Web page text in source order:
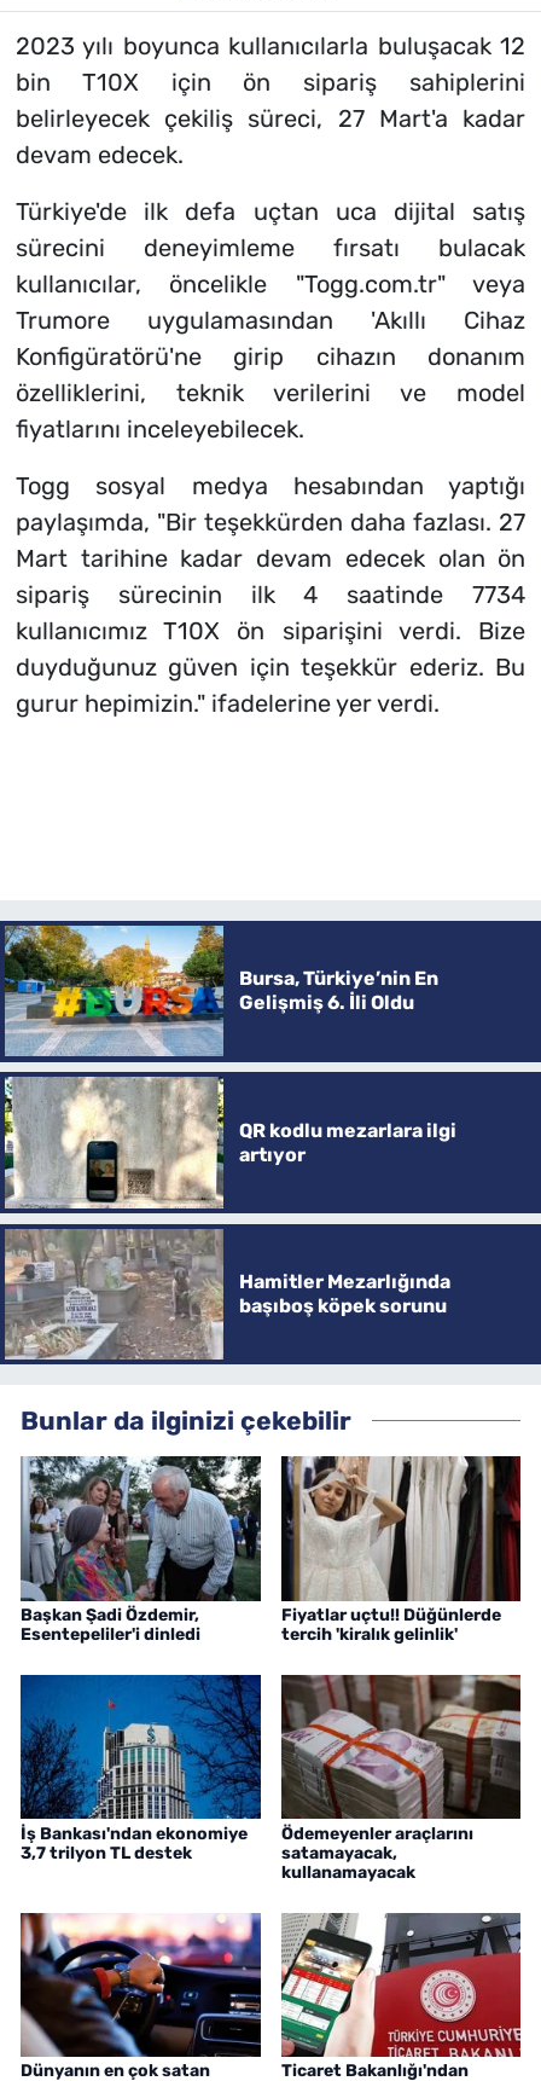
2023 yılı boyunca kullanıcılarla buluşacak 12
bin T10X için ön sipariş sahiplerini
belirleyecek çekiliş süreci, 27 Mart'a kadar
devam edecek.
Türkiye'de ilk defa uçtan uca dijital satış
sürecini deneyimleme fırsatı bulacak
kullanıcılar, öncelikle "Togg.com.tr" veya
Trumore uygulamasından 'Akıllı Cihaz
Konfigüratörü'ne girip cihazın donanım
özelliklerini, teknik verilerini ve model
fiyatlarını inceleyebilecek.
Togg sosyal medya hesabından yaptığı
paylaşımda, "Bir teşekkürden daha fazlası. 27
Mart tarihine kadar devam edecek olan ön
sipariş sürecinin ilk 4 saatinde 7734
kullanıcımız T10X ön siparişini verdi. Bize
duyduğunuz güven için teşekkür ederiz. Bu
gurur hepimizin." ifadelerine yer verdi.
Bursa, Türkiye’nin En
Gelişmiş 6. İli Oldu
QR kodlu mezarlara ilgi
artıyor
Hamitler Mezarlığında
başıboş köpek sorunu
Bunlar da ilginizi çekebilir
Başkan Şadi Özdemir,
Esentepeliler'i dinledi
Fiyatlar uçtu!! Düğünlerde
tercih 'kiralık gelinlik'
İş Bankası'ndan ekonomiye
3,7 trilyon TL destek
Ödemeyenler araçlarını
satamayacak,
kullanamayacak
Dünyanın en çok satan
Ticaret Bakanlığı'ndan